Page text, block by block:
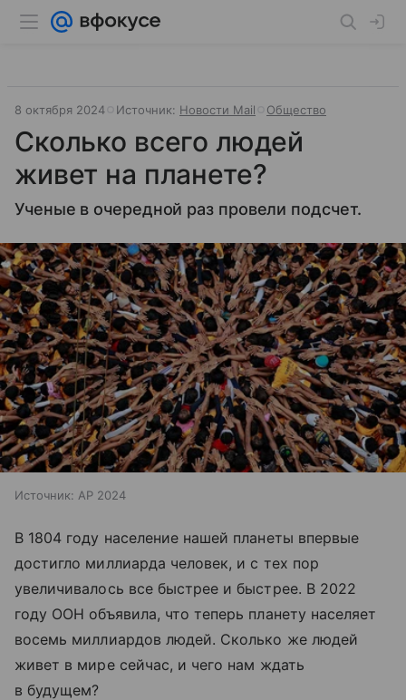
8 октября 2024 Источник: Новости Mail Общество
Сколько всего людей
живет на планете?
Ученые в очередной раз провели подсчет.
Источник: AP 2024
В 1804 году население нашей планеты впервые
достигло миллиарда человек, и с тех пор
увеличивалось все быстрее и быстрее. В 2022
году ООН объявила, что теперь планету населяет
восемь миллиардов людей. Сколько же людей
живет в мире сейчас, и чего нам ждать
в будущем?